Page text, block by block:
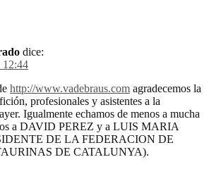
dice:
12:44
http://www.vadebraus.com agradecemos la
profesionales y asistentes a la
Igualmente echamos de menos a mucha
a DAVID PEREZ y a LUIS MARIA
DE LA FEDERACION DE
DE CATALUNYA).